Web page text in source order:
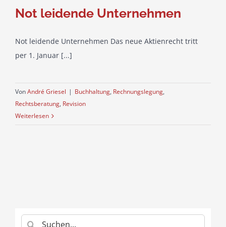
Not leidende Unternehmen
Not leidende Unternehmen Das neue Aktienrecht tritt
per 1. Januar [...]
VonAndré Griesel | Buchhaltung, Rechnungslegung,
Rechtsberatung, Revision
Weiterlesen
Suche